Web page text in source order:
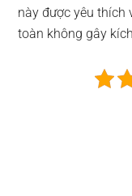
này được yêu thích
toàn không gây